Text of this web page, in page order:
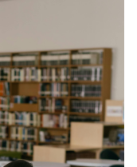
à mal la